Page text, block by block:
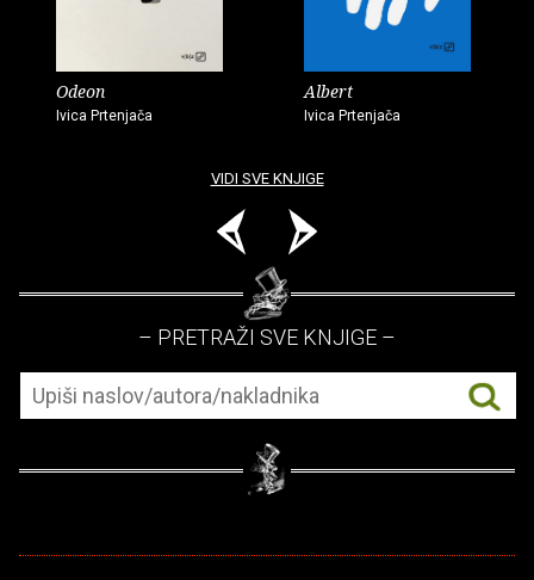
Odeon
Ivica Prtenjača
Albert
Ivica Prtenjača
VIDI SVE KNJIGE
– PRETRAŽI SVE KNJIGE –